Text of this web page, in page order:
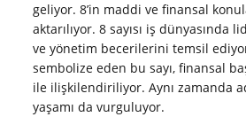
geliyor. 8’in maddi ve finansal
aktarılıyor. 8 sayısı iş dünyasında
ve yönetim becerilerini temsil
sembolize eden bu sayı, finansal
ile ilişkilendiriliyor. Aynı zamanda
yaşamı da vurguluyor.